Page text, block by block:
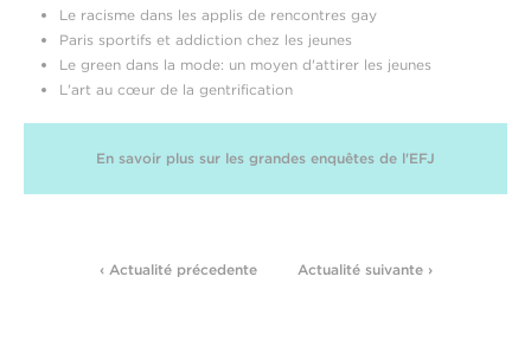
Le racisme dans les applis de rencontres gay
Paris sportifs et addiction chez les jeunes
Le green dans la mode: un moyen d'attirer les jeunes
L'art au cœur de la gentrification
En savoir plus sur les grandes enquêtes de l'EFJ
‹ Actualité précedente Actualité suivante ›